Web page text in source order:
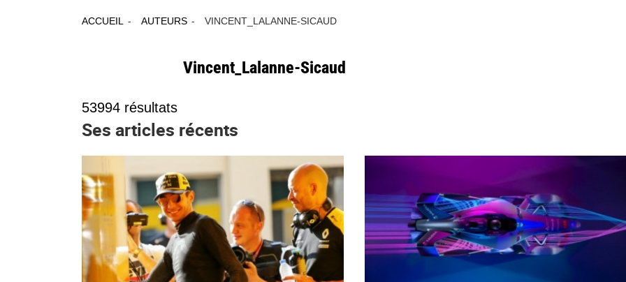
ACCUEIL AUTEURS VINCENT_LALANNE-SICAUD
Vincent_Lalanne-Sicaud
53994 résultats
Ses articles récents